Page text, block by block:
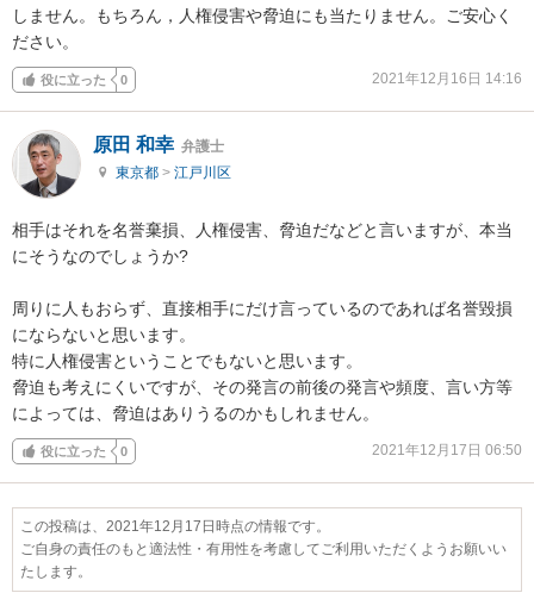
しません。もちろん，人権侵害や脅迫にも当たりません。ご安心く
ださい。
役に立った 0 2021年12月16日 14:16
原田 和幸 弁護士
東京都 > 江戸川区
相手はそれを名誉棄損、人権侵害、脅迫だなどと言いますが、本当
にそうなのでしょうか?
周りに人もおらず、直接相手にだけ言っているのであれば名誉毀損
にならないと思います。
特に人権侵害ということでもないと思います。
脅迫も考えにくいですが、その発言の前後の発言や頻度、言い方等
によっては、脅迫はありうるのかもしれません。
役に立った 0 2021年12月17日 06:50
この投稿は、2021年12月17日時点の情報です。
ご自身の責任のもと適法性・有用性を考慮してご利用いただくようお願いい
たします。